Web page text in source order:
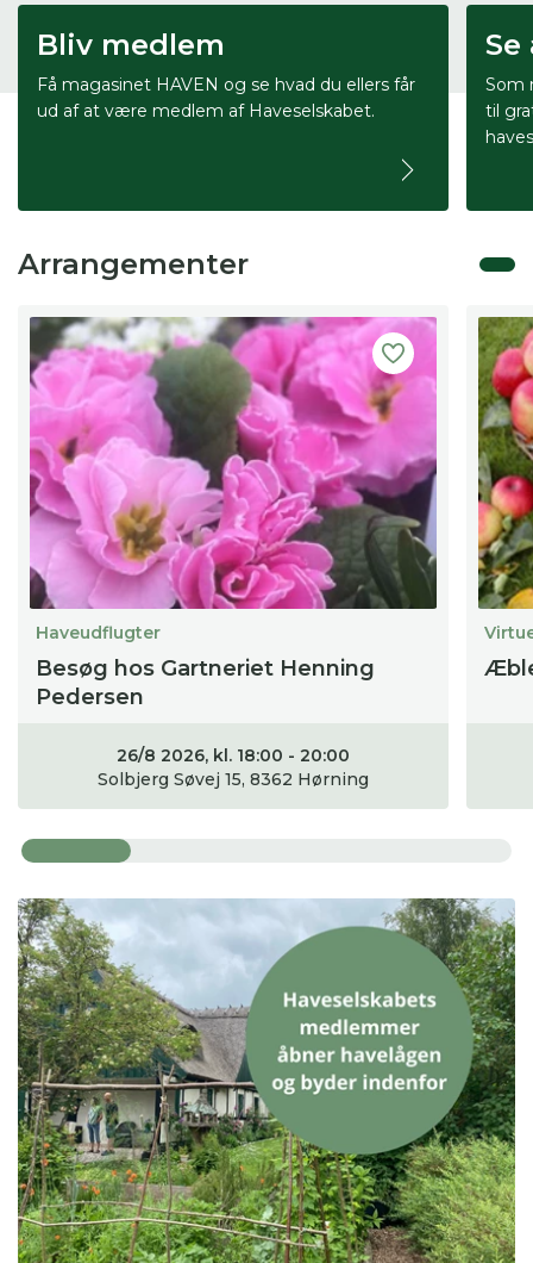
Bliv medlem
Få magasinet HAVEN og se hvad du ellers får
ud af at være medlem af Haveselskabet.
Som
til
Arrangementer
Haveudflugter
Besøg hos Gartneriet Henning
Pedersen
26/8 2026, kl. 18:00 - 20:00
Solbjerg Søvej 15, 8362 Hørning